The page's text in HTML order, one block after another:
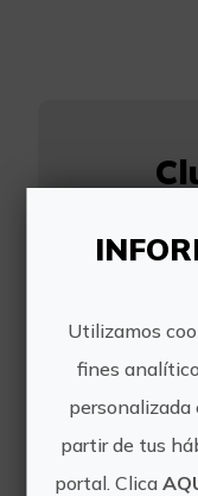
Utilizamos
fines
personalizada
partir de tus
portal. Clica